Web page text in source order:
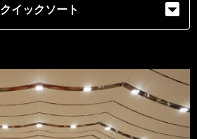
クイックソート